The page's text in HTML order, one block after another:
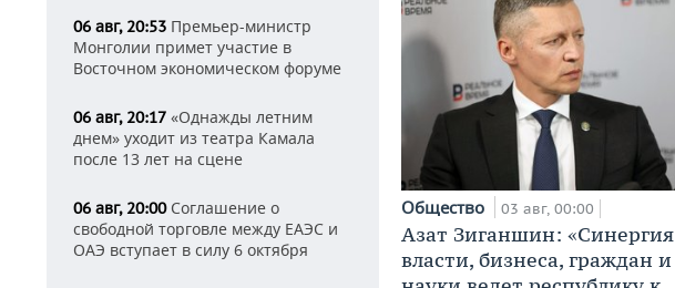
06 авг, 20:53 Премьер-министр
Монголии примет участие в
Восточном экономическом форуме
06 авг, 20:17 «Однажды летним
днем» уходит из театра Камала
после 13 лет на сцене
06 авг, 20:00Соглашение о
свободной торговле между ЕАЭС и
ОАЭ вступает в силу 6 октября
Общество 03 авг, 00:00
Азат Зиганшин: «Синергия
власти, бизнеса, граждан и